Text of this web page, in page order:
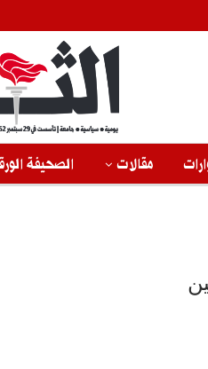
مقالات الصحيفة